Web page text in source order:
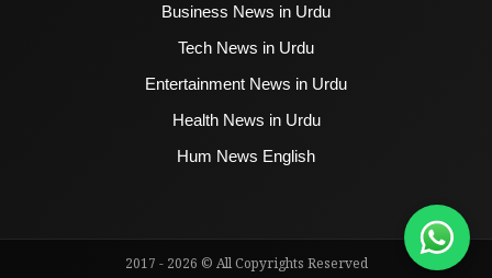
Business News in Urdu
Tech News in Urdu
Entertainment News in Urdu
Health News in Urdu
Hum News English
2017 - 2026 © All Copyrights Reserved